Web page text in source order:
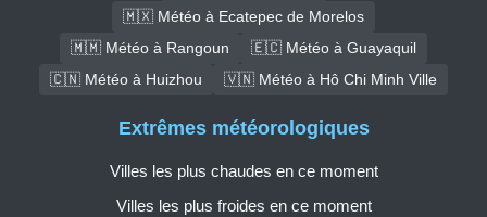
🇲🇽 Météo à Ecatepec de Morelos
🇲🇲 Météo à Rangoun
🇪🇨 Météo à Guayaquil
🇨🇳 Météo à Huizhou
🇻🇳 Météo à Hô Chi Minh Ville
Extrêmes météorologiques
Villes les plus chaudes en ce moment
Villes les plus froides en ce moment